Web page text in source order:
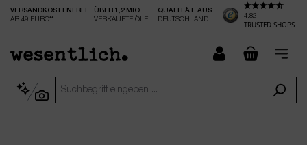
springen
VERSANDKOSTENFREI
AB 49 EURO**
ÜBER 1,2 MIO.
VERKAUFTE ÖLE
QUALITÄT AUS
DEUTSCHLAND
4.82
TRUSTED SHOPS